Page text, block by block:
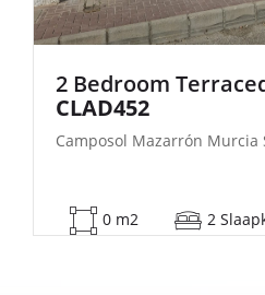
€89,995 + Belasting
For Sale|
Spain 30875
1 Badkamer